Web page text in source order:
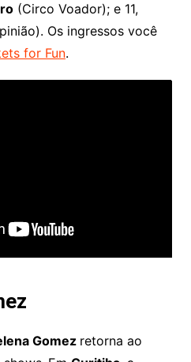
(Circo Voador); e 11,
Os ingressos você
for Fun.
Gomez retorna ao